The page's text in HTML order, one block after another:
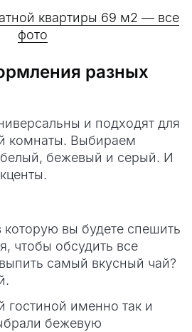
квартиры 69 м2 — все
фото
разных
и подходят для
комнаты. Выбираем
бежевый и серый. И
которую вы будете спешить
чтобы обсудить все
самый вкусный чай?
гостиной именно так и
бежевую